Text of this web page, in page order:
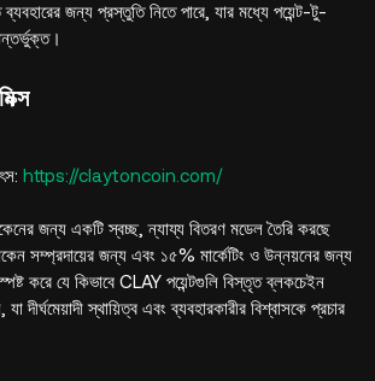
ব্যবহারের জন্য প্রস্তুতি নিতে পারে, যার মধ্যে পয়েন্ট-টু-
https://claytoncoin.com/
জন্য একটি স্বচ্ছ, ন্যায্য বিতরণ মডেল তৈরি করছে
সম্প্রদায়ের জন্য এবং ১৫% মার্কেটিং ও উন্নয়নের জন্য
করে যে কিভাবে CLAY পয়েন্টগুলি বিস্তৃত ব্লকচেইন
দীর্ঘমেয়াদী স্থায়িত্ব এবং ব্যবহারকারীর বিশ্বাসকে প্রচার